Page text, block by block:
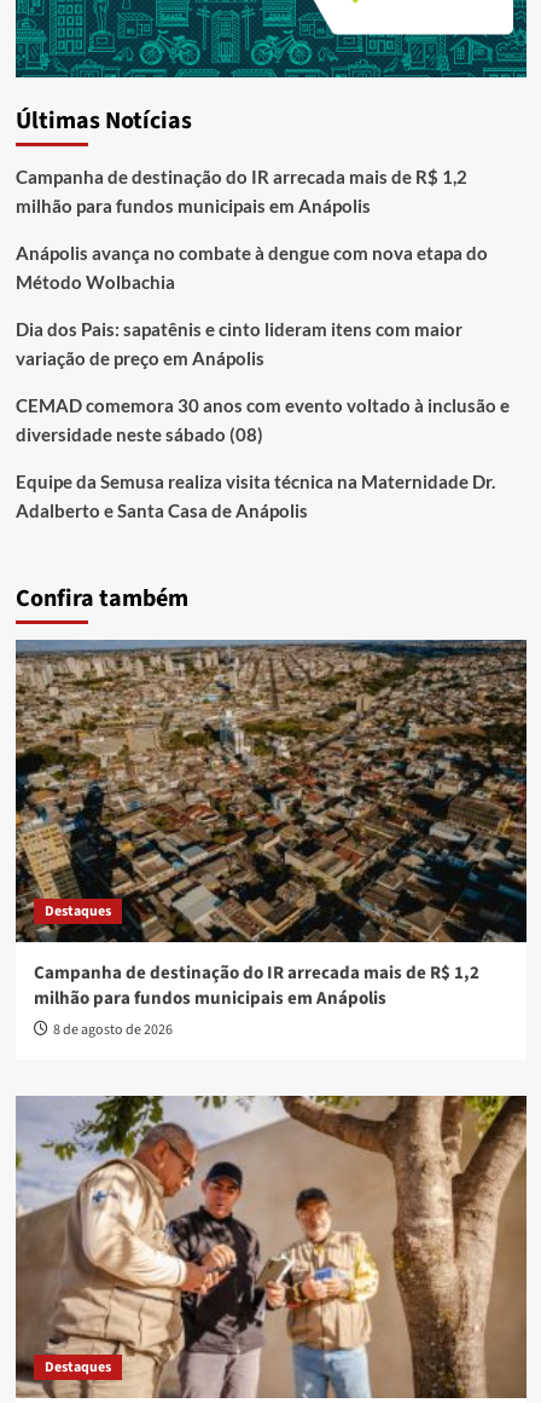
Últimas Notícias
Campanha de destinação do IR arrecada mais de R$ 1,2
milhão para fundos municipais em Anápolis
Anápolis avança no combate à dengue com nova etapa do
Método Wolbachia
Dia dos Pais: sapatênis e cinto lideram itens com maior
variação de preço em Anápolis
CEMAD comemora 30 anos com evento voltado à inclusão e
diversidade neste sábado (08)
Equipe da Semusa realiza visita técnica na Maternidade Dr.
Adalberto e Santa Casa de Anápolis
Confira também
Destaques
Campanha de destinação do IR arrecada mais de R$ 1,2
milhão para fundos municipais em Anápolis
8 de agosto de 2026
Destaques